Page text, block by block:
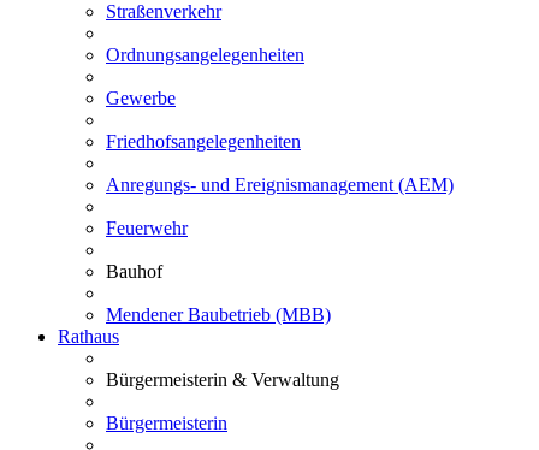
Straßenverkehr
Ordnungsangelegenheiten
Gewerbe
Friedhofsangelegenheiten
Anregungs- und Ereignismanagement (AEM)
Feuerwehr
Bauhof
Mendener Baubetrieb (MBB)
Rathaus
Bürgermeisterin & Verwaltung
Bürgermeisterin